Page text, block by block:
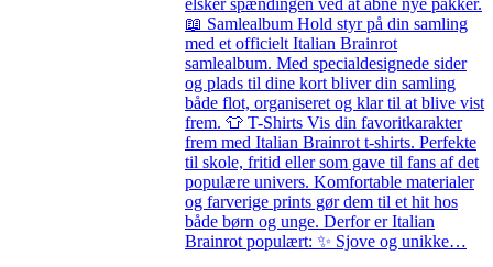
📖 Samlealbum Hold styr på din samling
med et officielt Italian Brainrot
samlealbum. Med specialdesignede sider
og plads til dine kort bliver din samling
både flot, organiseret og klar til at blive vist
frem. 👕 T-Shirts Vis din favoritkarakter
frem med Italian Brainrot t-shirts. Perfekte
til skole, fritid eller som gave til fans af det
populære univers. Komfortable materialer
og farverige prints gør dem til et hit hos
både børn og unge. Derfor er Italian
Brainrot populært: ✨ Sjove og unikke…